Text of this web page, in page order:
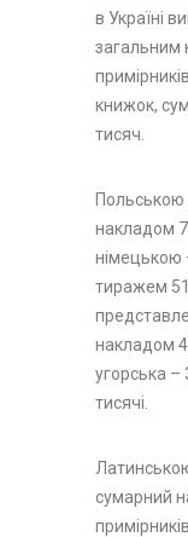
в Україні
загальним
книжок,
тисяч.
Польською
накладом
німецькою
тиражем
накладом
угорська
тисячі.
сумарний